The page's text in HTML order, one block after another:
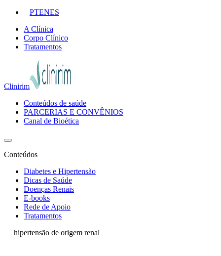
PTENES
A Clínica
Corpo Clínico
Tratamentos
Clinirim
Conteúdos de saúde
PARCERIAS E CONVÊNIOS
Canal de Bioética
Conteúdos
Diabetes e Hipertensão
Dicas de Saúde
Doenças Renais
E-books
Rede de Apoio
Tratamentos
hipertensão de origem renal